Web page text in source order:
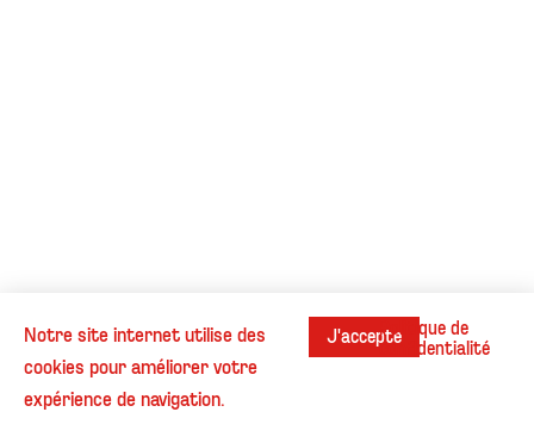
InstagramContactCookies
© Henri Beaufour - Tous droits réservés.
Notre site internet utilise des
cookies pour améliorer votre
expérience de navigation.
J'acceptePolitique de
confidentialité